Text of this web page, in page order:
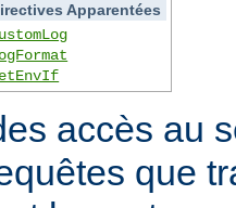
Apparentées
accès au
que